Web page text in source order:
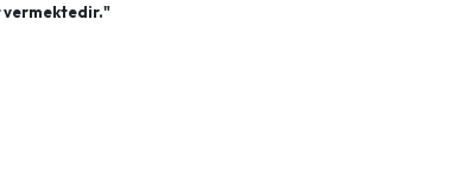
vermektedir."